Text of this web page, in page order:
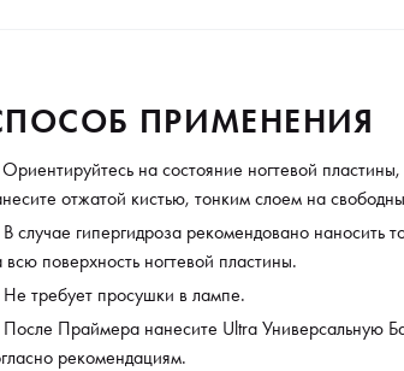
ПРИМЕНЕНИЯ
Ориентируйтесь на состояние ногтевой
отжатой кистью, тонким слоем на
В случае гипергидроза рекомендовано наносить
всю поверхность ногтевой пластины.
Не требует просушки в лампе.
После Праймера нанесите Ultra Универсальную
рекомендациям.